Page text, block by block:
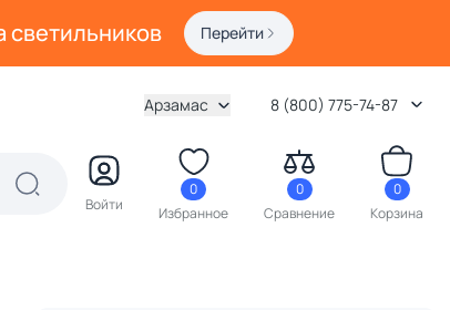
светильников Перейти
Арзамас 8 (800) 775-74-87
Войти
0
Избранное
0
Сравнение
0
Корзина